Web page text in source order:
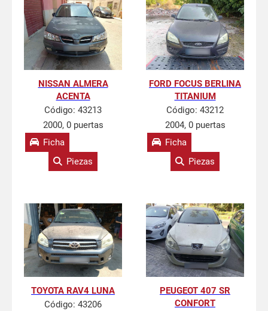
NISSAN ALMERA
ACENTA
Código: 43213
2000, 0 puertas
Ficha
Piezas
FORD FOCUS BERLINA
TITANIUM
Código: 43212
2004, 0 puertas
Ficha
Piezas
TOYOTA RAV4 LUNA
Código: 43206
PEUGEOT 407 SR
CONFORT